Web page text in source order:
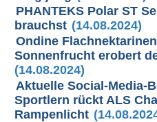
PHANTEKS Polar ST
brauchst (14.08.2024)
Ondine
Sonnenfrucht erobert
(14.08.2024)
Aktuelle Social-Media-
Sportlern rückt ALS
Rampenlicht